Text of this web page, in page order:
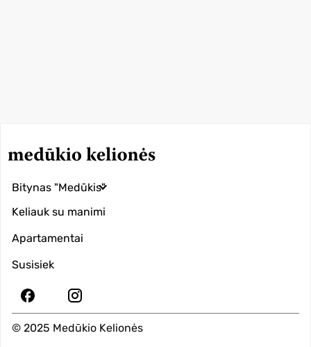
Bitynas "Medūkis"
Keliauk su manimi
Apartamentai
Susisiek
© 2025 Medūkio Kelionės